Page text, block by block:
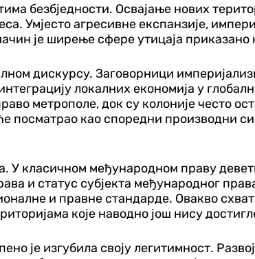
безбједности. Освајање нових
Умјесто агресивне експанзије,
је ширење сфере утицаја
дискурсу. Заговорници
локалних економија у
метрополе, док су колоније често
посматрао као споредни производни
класичном међународном праву
и статус субјекта међународног
и правне стандарде. Овакво
које наводно још нису
је изгубила своју легитимност.